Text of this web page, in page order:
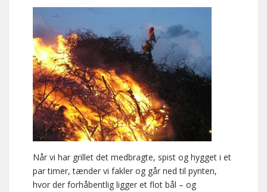
Når vi har grillet det medbragte, spist og hygget i et
par timer, tænder vi fakler og går ned til pynten,
hvor der forhåbentlig ligger et flot bål – og